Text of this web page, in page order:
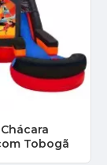
Tobogã